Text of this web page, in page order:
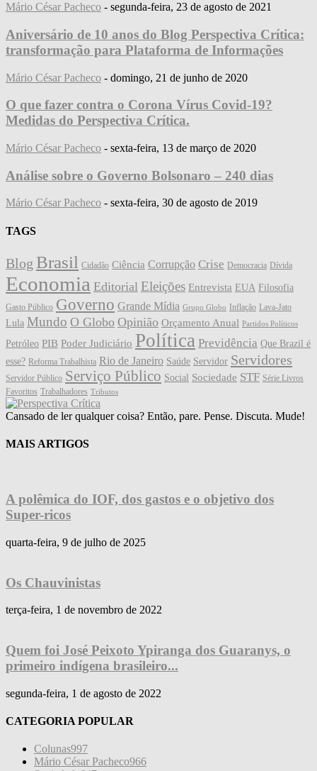
Mário César Pacheco - segunda-feira, 23 de agosto de 2021
Aniversário de 10 anos do Blog Perspectiva Crítica:
transformação para Plataforma de Informações
Mário César Pacheco - domingo, 21 de junho de 2020
O que fazer contra o Corona Vírus Covid-19?
Medidas do Perspectiva Crítica.
Mário César Pacheco - sexta-feira, 13 de março de 2020
Análise sobre o Governo Bolsonaro – 240 dias
Mário César Pacheco - sexta-feira, 30 de agosto de 2019
TAGS
Blog Brasil Cidadão Ciência Corrupção Crise Democracia Dívida
Economia Editorial Eleições Entrevista EUA Filosofia
Gasto Público Governo Grande Mídia Grupo Globo Inflação Lava-Jato
Lula Mundo O Globo Opinião Orçamento Anual Partidos Políticos
Petróleo PIB Poder Judiciário Política Previdência Que Brazil é
esse? Reforma Trabalhista Rio de Janeiro Saúde Servidor Servidores
Servidor Público Serviço Público Social Sociedade STF Série Livros
Favoritos Trabalhadores Tributos
Cansado de ler qualquer coisa? Então, pare. Pense. Discuta. Mude!
MAIS ARTIGOS
A polêmica do IOF, dos gastos e o objetivo dos
Super-ricos
quarta-feira, 9 de julho de 2025
Os Chauvinistas
terça-feira, 1 de novembro de 2022
Quem foi José Peixoto Ypiranga dos Guaranys, o
primeiro indígena brasileiro...
segunda-feira, 1 de agosto de 2022
CATEGORIA POPULAR
Colunas997
Mário César Pacheco966